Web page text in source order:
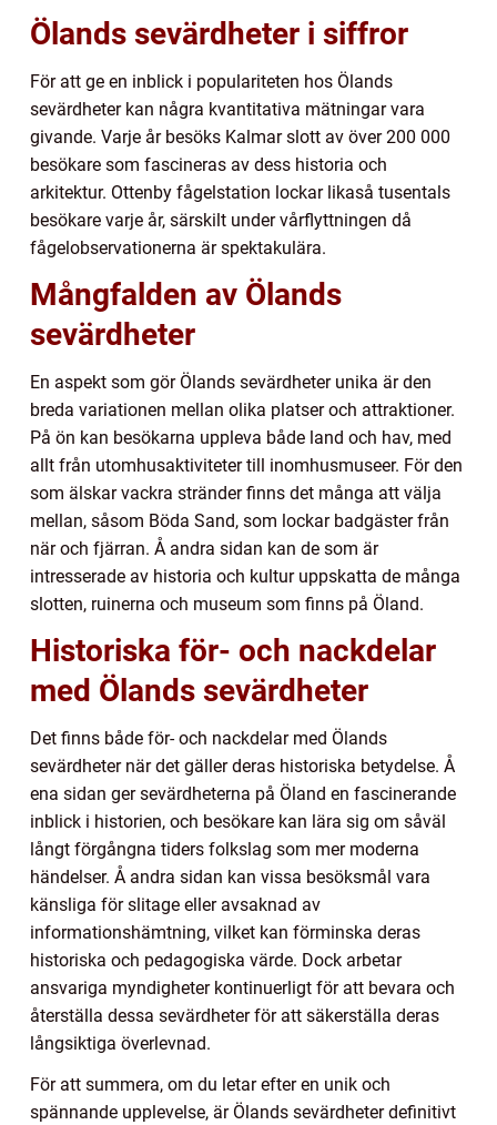
Ölands sevärdheter i siffror
För att ge en inblick i populariteten hos Ölands
sevärdheter kan några kvantitativa mätningar vara
givande. Varje år besöks Kalmar slott av över 200 000
besökare som fascineras av dess historia och
arkitektur. Ottenby fågelstation lockar likaså tusentals
besökare varje år, särskilt under vårflyttningen då
fågelobservationerna är spektakulära.
Mångfalden av Ölands
sevärdheter
En aspekt som gör Ölands sevärdheter unika är den
breda variationen mellan olika platser och attraktioner.
På ön kan besökarna uppleva både land och hav, med
allt från utomhusaktiviteter till inomhusmuseer. För den
som älskar vackra stränder finns det många att välja
mellan, såsom Böda Sand, som lockar badgäster från
när och fjärran. Å andra sidan kan de som är
intresserade av historia och kultur uppskatta de många
slotten, ruinerna och museum som finns på Öland.
Historiska för- och nackdelar
med Ölands sevärdheter
Det finns både för- och nackdelar med Ölands
sevärdheter när det gäller deras historiska betydelse. Å
ena sidan ger sevärdheterna på Öland en fascinerande
inblick i historien, och besökare kan lära sig om såväl
långt förgångna tiders folkslag som mer moderna
händelser. Å andra sidan kan vissa besöksmål vara
känsliga för slitage eller avsaknad av
informationshämtning, vilket kan förminska deras
historiska och pedagogiska värde. Dock arbetar
ansvariga myndigheter kontinuerligt för att bevara och
återställa dessa sevärdheter för att säkerställa deras
långsiktiga överlevnad.
För att summera, om du letar efter en unik och
spännande upplevelse, är Ölands sevärdheter definitivt